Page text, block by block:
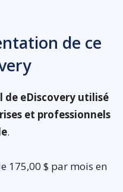
de ce
eDiscovery utilisé
et professionnels
.
175,00 $ par mois en